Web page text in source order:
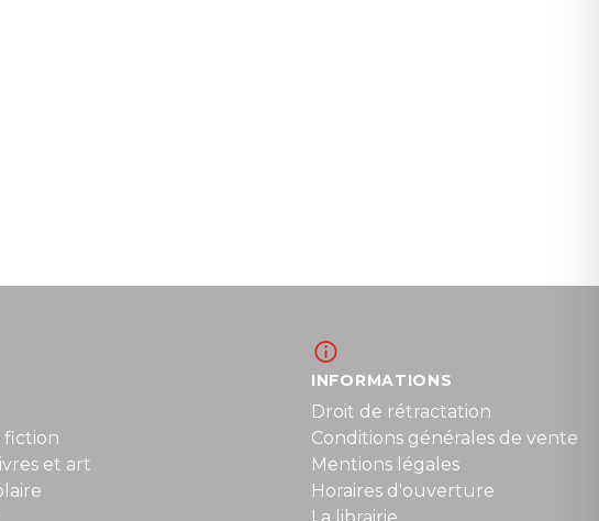
fiction
et art
INFORMATIONS
Droit de rétractation
Conditions générales de vente
Mentions légales
Horaires d'ouverture